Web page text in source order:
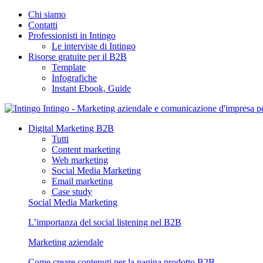
Chi siamo
Contatti
Professionisti in Intingo
Le interviste di Intingo
Risorse gratuite per il B2B
Template
Infografiche
Instant Ebook, Guide
Intingo - Marketing aziendale e comunicazione d'impresa
Digital Marketing B2B
Tutti
Content marketing
Web marketing
Social Media Marketing
Email marketing
Case study
Social Media Marketing
L’importanza del social listening nel B2B
Marketing aziendale